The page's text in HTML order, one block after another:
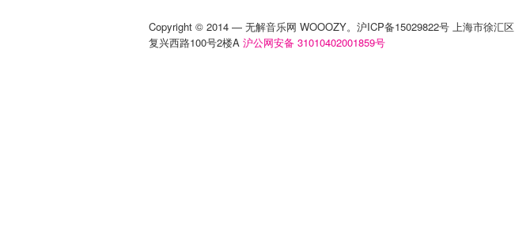
Copyright © 2014 — 无解音乐网 WOOOZY。沪ICP备15029822号 上海市徐汇区
复兴西路100号2楼A 沪公网安备 31010402001859号